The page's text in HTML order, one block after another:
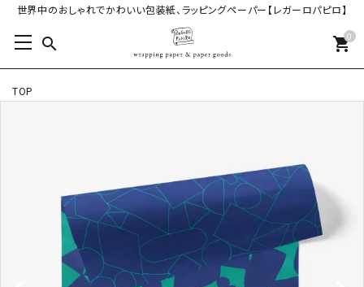
世界中のおしゃれでかわいい包装紙、ラッピングペーパー【レガーロパピロ】
search 0
shopping_cart
TOP